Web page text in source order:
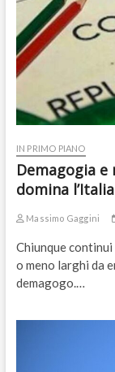
IN PRIMO PIANO
Demagogia
domina l’Italia
Massimo Gaggini
Chiunque
o meno larghi da
demagogo.…